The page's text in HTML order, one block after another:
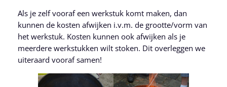
Als je zelf vooraf een werkstuk komt maken, dan
kunnen de kosten afwijken i.v.m. de grootte/vorm van
het werkstuk. Kosten kunnen ook afwijken als je
meerdere werkstukken wilt stoken. Dit overleggen we
uiteraard vooraf samen!